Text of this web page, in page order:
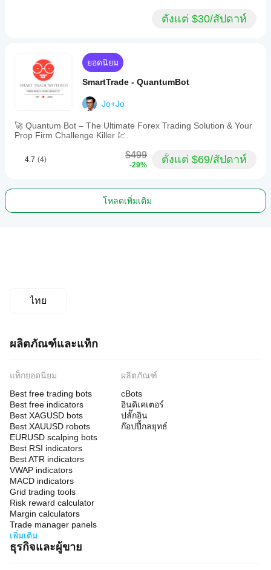
ตั้งแต่ $30/สัปดาห์
ยอดนิยม
SmartTrade - QuantumBot
Jo+Jo
🚀 Quantum Bot – The Ultimate Forex Trading Solution & Your
Prop Firm Challenge Killer 💹.
4.7 (4) $499
-29% ตั้งแต่ $69/สัปดาห์
โหลดเพิ่มเติม
ไทย
ผลิตภัณฑ์และแท็ก
แท็กยอดนิยม
Best free trading bots
Best free indicators
Best XAGUSD bots
Best XAUUSD robots
EURUSD scalping bots
Best RSI indicators
Best ATR indicators
VWAP indicators
MACD indicators
Grid trading tools
Risk reward calculator
Margin calculators
Trade manager panels
เพิ่มเติม
ผลิตภัณฑ์
cBots
อินดิเคเตอร์
ปลั๊กอิน
ก๊อปปี้กลยุทธ์
ธุรกิจและผู้ขาย